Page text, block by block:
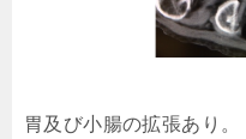
胃及び小腸の拡張あり。